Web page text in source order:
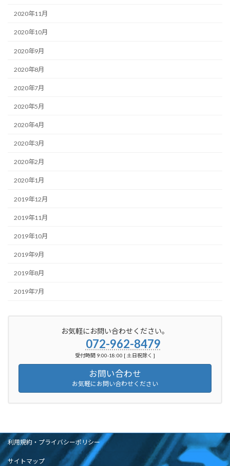
2020年11月
2020年10月
2020年9月
2020年8月
2020年7月
2020年5月
2020年4月
2020年3月
2020年2月
2020年1月
2019年12月
2019年11月
2019年10月
2019年9月
2019年8月
2019年7月
お気軽にお問い合わせください。
072-962-8479
受付時間 9:00-18:00 [ 土日祝除く ]
お問い合わせ
お気軽にお問い合わせください
利用規約・プライバシーポリシー
サイトマップ